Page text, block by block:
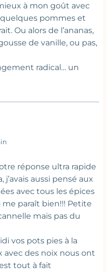
à mon goût avec
pommes et
Ou alors de l’ananas,
de vanille, ou pas,
radical… un
réponse ultra rapide
aussi pensé aux
avec tous les épices
me paraît bien!!! Petite
mais pas du
vos pots pies à la
avec des noix nous ont
tout à fait